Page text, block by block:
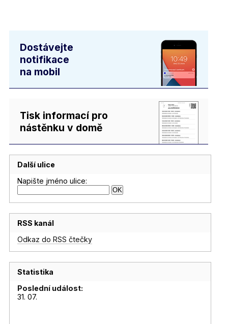
Dostávejte
notifikace
na mobil
Tisk informací pro
nástěnku v domě
Další ulice
Napište jméno ulice:
RSS kanál
Odkaz do RSS čtečky
Statistika
Poslední událost:
31. 07.